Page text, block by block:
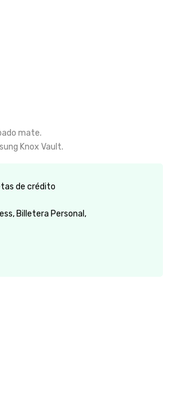
mate.
Knox Vault.
de crédito
Billetera Personal,